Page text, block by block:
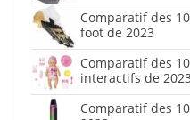
Comparatif des
foot de 2023
Comparatif des
interactifs de 2023
Comparatif des